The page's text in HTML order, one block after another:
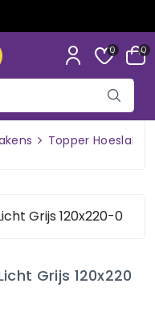
0 0
Topper
Grijs 120x220